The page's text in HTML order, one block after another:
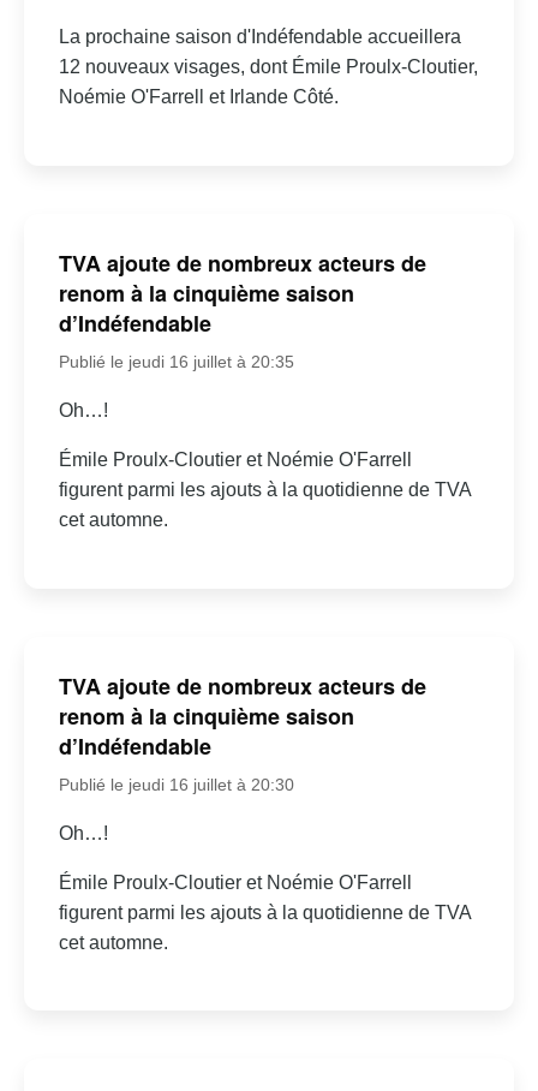
La prochaine saison d'Indéfendable accueillera
12 nouveaux visages, dont Émile Proulx-Cloutier,
Noémie O'Farrell et Irlande Côté.
TVA ajoute de nombreux acteurs de
renom à la cinquième saison
d’Indéfendable
Publié le jeudi 16 juillet à 20:35
Oh…!
Émile Proulx-Cloutier et Noémie O'Farrell
figurent parmi les ajouts à la quotidienne de TVA
cet automne.
TVA ajoute de nombreux acteurs de
renom à la cinquième saison
d’Indéfendable
Publié le jeudi 16 juillet à 20:30
Oh…!
Émile Proulx-Cloutier et Noémie O'Farrell
figurent parmi les ajouts à la quotidienne de TVA
cet automne.